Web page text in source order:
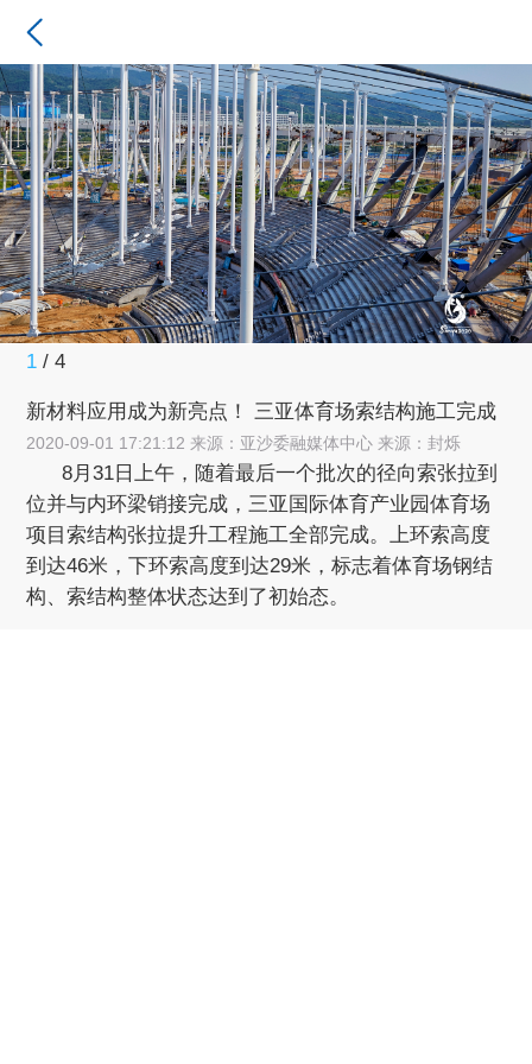
1 /4
新材料应用成为新亮点！ 三亚体育场索结构施工完成
2020-09-01 17:21:12 来源：亚沙委融媒体中心 来源：封烁
8月31日上午，随着最后一个批次的径向索张拉到
位并与内环梁销接完成，三亚国际体育产业园体育场
项目索结构张拉提升工程施工全部完成。上环索高度
到达46米，下环索高度到达29米，标志着体育场钢结
构、索结构整体状态达到了初始态。